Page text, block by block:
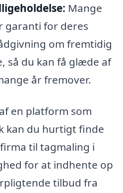
Mange
garanti for deres
om fremtidig
så du kan få glæde af
år fremover.
en platform som
kan du hurtigt finde
til tagmaling i
for at indhente op
tilbud fra